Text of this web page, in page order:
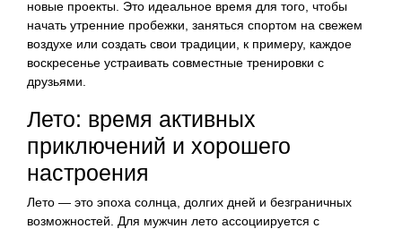
новые проекты. Это идеальное время для того, чтобы
начать утренние пробежки, заняться спортом на свежем
воздухе или создать свои традиции, к примеру, каждое
воскресенье устраивать совместные тренировки с
друзьями.
Лето: время активных
приключений и хорошего
настроения
Лето — это эпоха солнца, долгих дней и безграничных
возможностей. Для мужчин лето ассоциируется с